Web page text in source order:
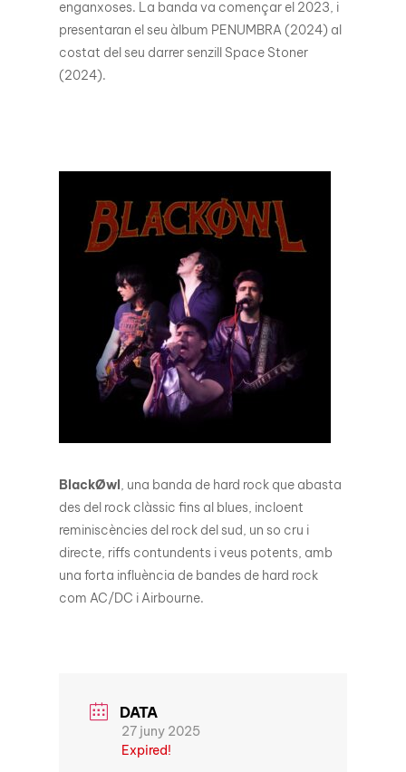
enganxoses. La banda va començar el 2023, i
presentaran el seu àlbum PENUMBRA (2024) al
costat del seu darrer senzill Space Stoner
(2024).
BlackØwl, una banda de hard rock que abasta
des del rock clàssic fins al blues, incloent
reminiscències del rock del sud, un so cru i
directe, riffs contundents i veus potents, amb
una forta influència de bandes de hard rock
com AC/DC i Airbourne.
DATA
27 juny 2025
Expired!